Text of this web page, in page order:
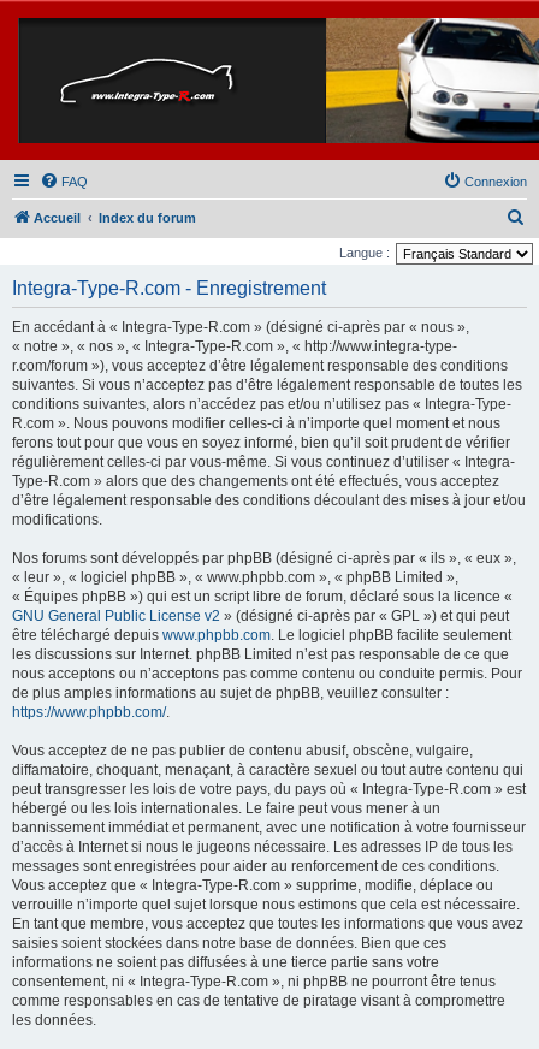
FAQ Connexion
Accueil Index du forum
e
Langue :
Integra-Type-R.com - Enregistrement
En accédant à « Integra-Type-R.com » (désigné ci-après par « nous »,
« notre », « nos », « Integra-Type-R.com », « http://www.integra-type-
r.com/forum »), vous acceptez d’être légalement responsable des conditions
suivantes. Si vous n’acceptez pas d’être légalement responsable de toutes les
conditions suivantes, alors n’accédez pas et/ou n’utilisez pas « Integra-Type-
R.com ». Nous pouvons modifier celles-ci à n’importe quel moment et nous
ferons tout pour que vous en soyez informé, bien qu’il soit prudent de vérifier
régulièrement celles-ci par vous-même. Si vous continuez d’utiliser « Integra-
Type-R.com » alors que des changements ont été effectués, vous acceptez
d’être légalement responsable des conditions découlant des mises à jour et/ou
modifications.
Nos forums sont développés par phpBB (désigné ci-après par « ils », « eux »,
« leur », « logiciel phpBB », « www.phpbb.com », « phpBB Limited »,
« Équipes phpBB ») qui est un script libre de forum, déclaré sous la licence «
GNU General Public License v2 » (désigné ci-après par « GPL ») et qui peut
être téléchargé depuis www.phpbb.com. Le logiciel phpBB facilite seulement
les discussions sur Internet. phpBB Limited n’est pas responsable de ce que
nous acceptons ou n’acceptons pas comme contenu ou conduite permis. Pour
de plus amples informations au sujet de phpBB, veuillez consulter :
https://www.phpbb.com/.
Vous acceptez de ne pas publier de contenu abusif, obscène, vulgaire,
diffamatoire, choquant, menaçant, à caractère sexuel ou tout autre contenu qui
peut transgresser les lois de votre pays, du pays où « Integra-Type-R.com » est
hébergé ou les lois internationales. Le faire peut vous mener à un
bannissement immédiat et permanent, avec une notification à votre fournisseur
d’accès à Internet si nous le jugeons nécessaire. Les adresses IP de tous les
messages sont enregistrées pour aider au renforcement de ces conditions.
Vous acceptez que « Integra-Type-R.com » supprime, modifie, déplace ou
verrouille n’importe quel sujet lorsque nous estimons que cela est nécessaire.
En tant que membre, vous acceptez que toutes les informations que vous avez
saisies soient stockées dans notre base de données. Bien que ces
informations ne soient pas diffusées à une tierce partie sans votre
consentement, ni « Integra-Type-R.com », ni phpBB ne pourront être tenus
comme responsables en cas de tentative de piratage visant à compromettre
les données.